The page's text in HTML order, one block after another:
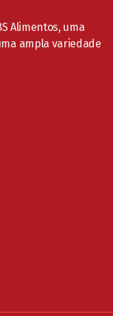
Alimentos, uma
ampla variedade